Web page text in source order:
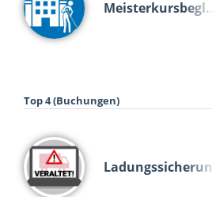
Meisterkursbegl…
Top 4 (Buchungen)
Ladungssicherung